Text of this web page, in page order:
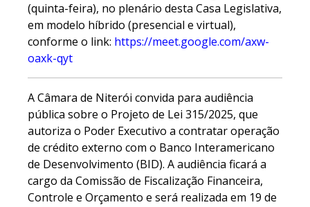
(quinta-feira), no plenário desta Casa Legislativa,
em modelo híbrido (presencial e virtual),
conforme o link: https://meet.google.com/axw-
oaxk-qyt
A Câmara de Niterói convida para audiência
pública sobre o Projeto de Lei 315/2025, que
autoriza o Poder Executivo a contratar operação
de crédito externo com o Banco Interamericano
de Desenvolvimento (BID). A audiência ficará a
cargo da Comissão de Fiscalização Financeira,
Controle e Orçamento e será realizada em 19 de